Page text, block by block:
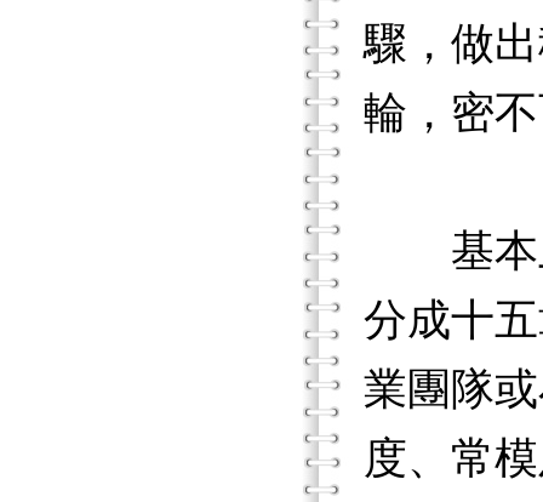
驟，做
輪，密
基本上
分成十
業團隊
度、常